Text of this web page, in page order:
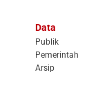
Data
Publik
Pemerintah
Arsip